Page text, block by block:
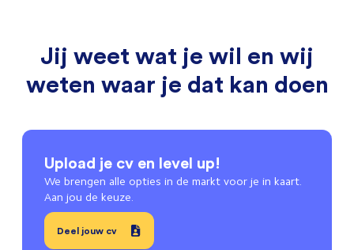
Jij weet wat je wil en wij
weten waar je dat kan doen
Upload je cv en level up!
We brengen alle opties in de markt voor je in kaart.
Aan jou de keuze.
Deel jouw cv